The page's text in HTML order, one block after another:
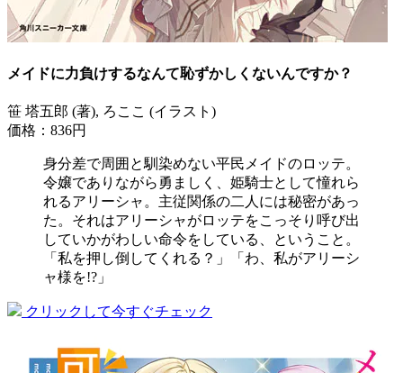
メイドに力負けするなんて恥ずかしくないんですか？
笹 塔五郎 (著), ろここ (イラスト)
価格：836円
身分差で周囲と馴染めない平民メイドのロッテ。
令嬢でありながら勇ましく、姫騎士として憧れら
れるアリーシャ。主従関係の二人には秘密があっ
た。それはアリーシャがロッテをこっそり呼び出
していかがわしい命令をしている、ということ。
「私を押し倒してくれる？」「わ、私がアリーシ
ャ様を!?」
クリックして今すぐチェック